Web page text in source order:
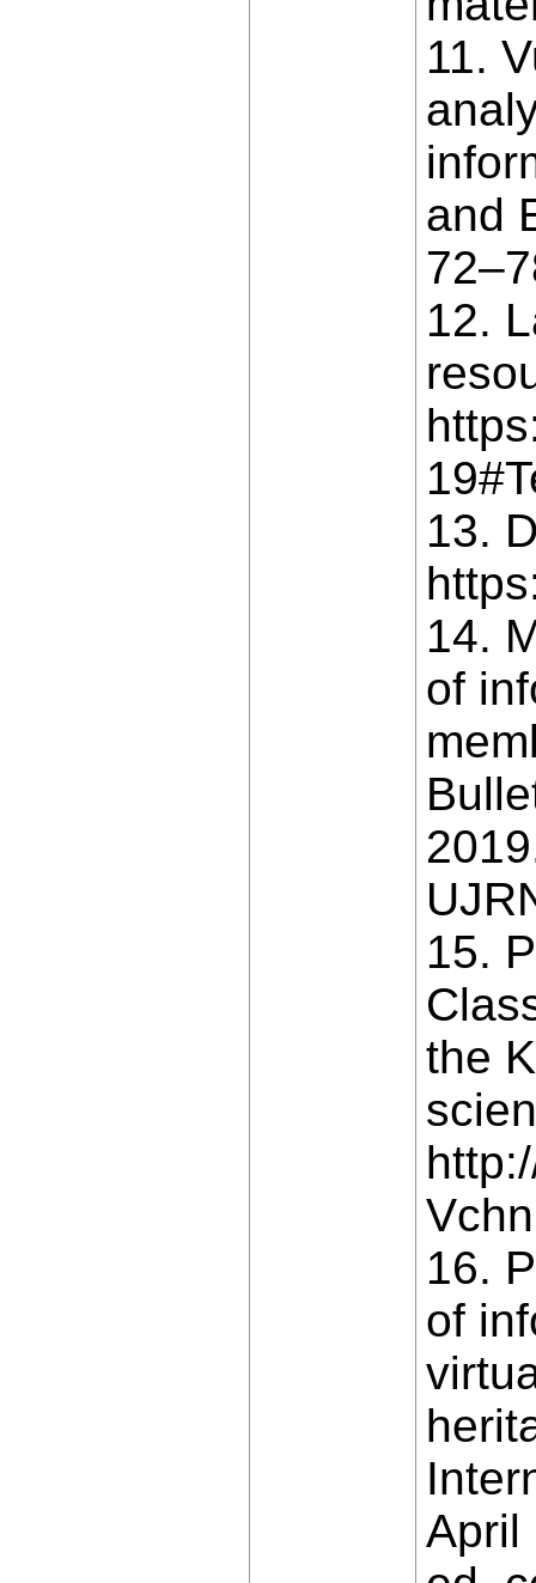
11.
and
12.
13.
14.
of
15.
the
16.
of
April